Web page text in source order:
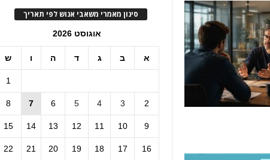
סינון מאמרי משאבי אנוש לפי תאריך
אוגוסט 2026
א ב ג ד ה ו ש
1
2
3
4
5
6
7
8
9
10
11
12
13
14
15
16
17
18
19
20
21
22